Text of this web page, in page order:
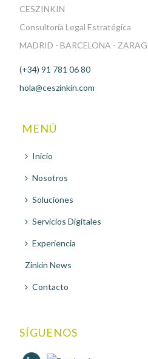
CESZINKIN
Consultoría Legal Estratégica
MADRID - BARCELONA -
(+34) 91 781 06 80
hola@ceszinkin.com
MENÚ
Inicio
Nosotros
Soluciones
Servicios Digitales
Experiencia
Zinkin News
Contacto
SÍGUENOS